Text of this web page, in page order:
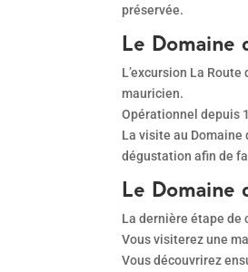
préservée.
Le Domaine
L’excursion La
mauricien.
Opérationnel depuis
La visite au Domaine
dégustation afin de
Le Domaine
La dernière étape de
Vous visiterez une
Vous découvrirez